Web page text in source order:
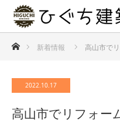
ホーム新着情報 高山市で
2022.10.17
高山市でリフォー